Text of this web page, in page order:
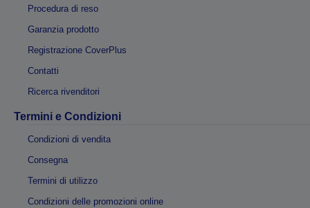
Procedura di reso
Garanzia prodotto
Registrazione CoverPlus
Contatti
Ricerca rivenditori
Termini e Condizioni
Condizioni di vendita
Consegna
Termini di utilizzo
Condizioni delle promozioni online